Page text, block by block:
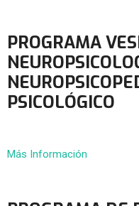
PROGRAMA
PSICOLÓGICO
Más Información